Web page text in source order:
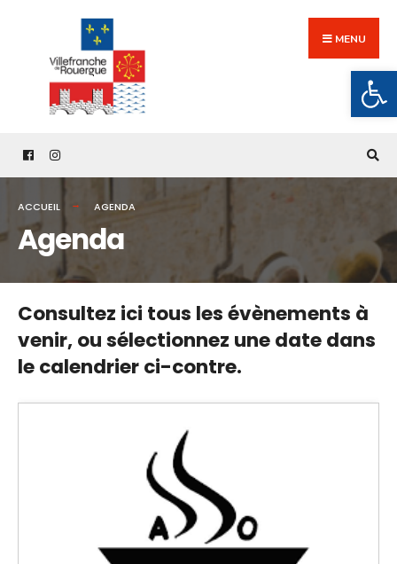
content
MENU
ACCUEIL AGENDA
Agenda
Consultez ici tous les évènements à
venir,ou sélectionnez une date dans
le calendrier ci-contre.